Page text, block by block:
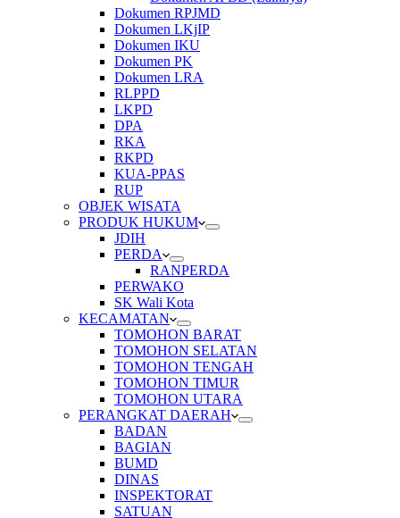
Dokumen RPJMD
Dokumen LKjIP
Dokumen IKU
Dokumen PK
Dokumen LRA
RLPPD
LKPD
DPA
RKA
RKPD
KUA-PPAS
RUP
OBJEK WISATA
PRODUK HUKUM
JDIH
PERDA
RANPERDA
PERWAKO
SK Wali Kota
KECAMATAN
TOMOHON BARAT
TOMOHON SELATAN
TOMOHON TENGAH
TOMOHON TIMUR
TOMOHON UTARA
PERANGKAT DAERAH
BADAN
BAGIAN
BUMD
DINAS
INSPEKTORAT
SATUAN